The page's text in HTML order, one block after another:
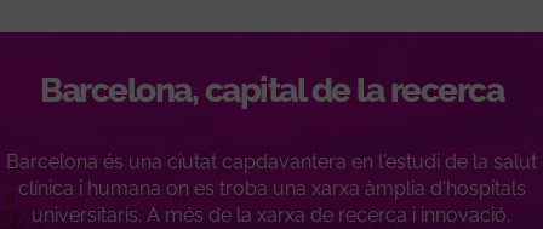
Barcelona, ​​capital de la recerca
Barcelona és una ciutat capdavantera en l'estudi de la salut
clínica i humana on es troba una xarxa àmplia d'hospitals
universitaris. A més de la xarxa de recerca i innovació,